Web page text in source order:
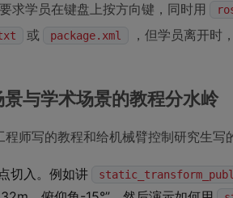
要求学员在键盘上按方向键，同时用
或 package.xml ，但学员离开时
与学术场景的教程分水岭
程师写的教程和给机械臂控制研究生
切入。例如讲